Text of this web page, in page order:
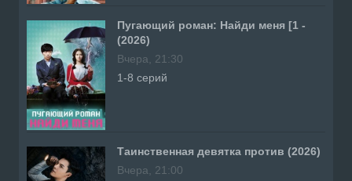
Пугающий роман: Найди меня [1 -
(2026)
Вчера, 21:30
1-8 серий
Таинственная девятка против (2026)
Вчера, 21:00